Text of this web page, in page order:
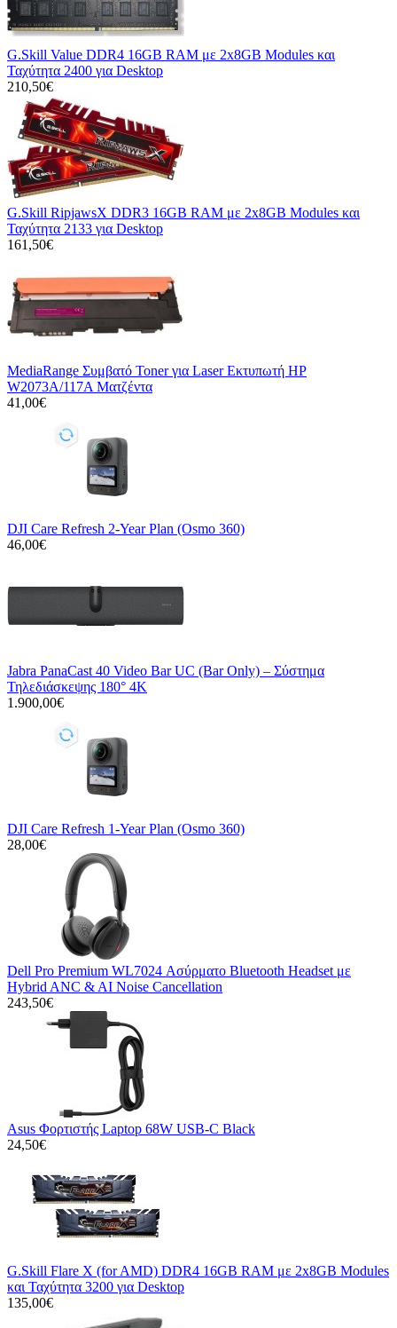
G.Skill Value DDR4 16GB RAM με 2x8GB Modules και
Ταχύτητα 2400 για Desktop
210,50€
G.Skill RipjawsX DDR3 16GB RAM με 2x8GB Modules και
Ταχύτητα 2133 για Desktop
161,50€
MediaRange Συμβατό Toner για Laser Εκτυπωτή HP
W2073A/117A Ματζέντα
41,00€
DJI Care Refresh 2-Year Plan (Osmo 360)
46,00€
Jabra PanaCast 40 Video Bar UC (Bar Only) – Σύστημα
Τηλεδιάσκεψης 180° 4K
1.900,00€
DJI Care Refresh 1-Year Plan (Osmo 360)
28,00€
Dell Pro Premium WL7024 Ασύρματο Bluetooth Headset με
Hybrid ANC & AI Noise Cancellation
243,50€
Asus Φορτιστής Laptop 68W USB-C Black
24,50€
G.Skill Flare X (for AMD) DDR4 16GB RAM με 2x8GB Modules
και Ταχύτητα 3200 για Desktop
135,00€